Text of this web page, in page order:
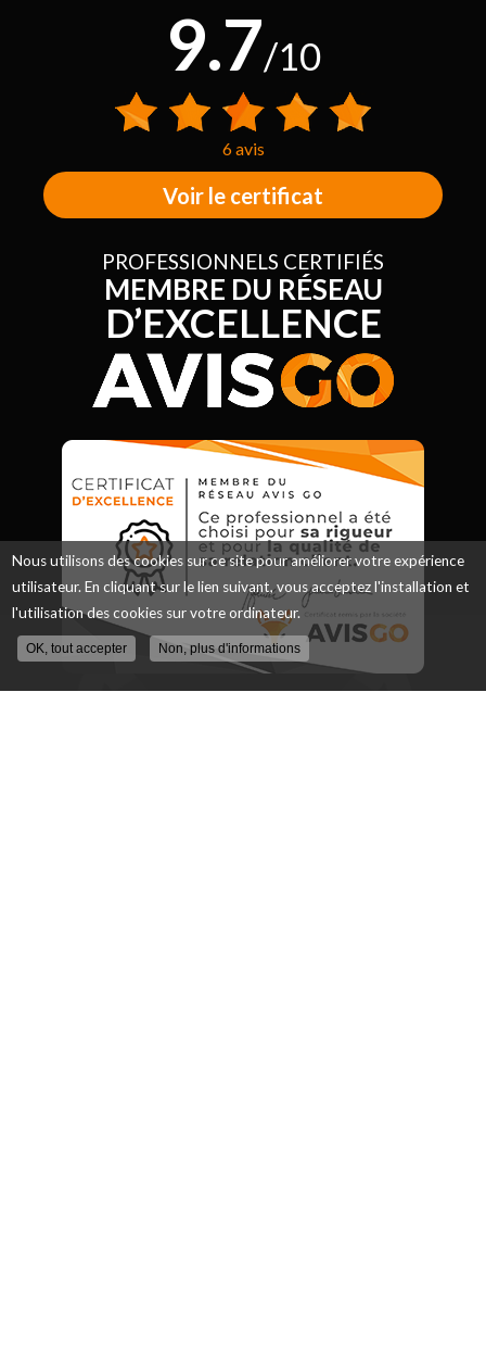
9.7/10
6 avis
Voir le certificat
PROFESSIONNELS CERTIFIÉS
MEMBRE DU RÉSEAU
D’EXCELLENCE
Nous utilisons des cookies sur ce site pour améliorer votre expérience
utilisateur. En cliquant sur le lien suivant, vous acceptez l'installation et
l'utilisation des cookies sur votre ordinateur.
OK, tout accepter Non, plus d'informations